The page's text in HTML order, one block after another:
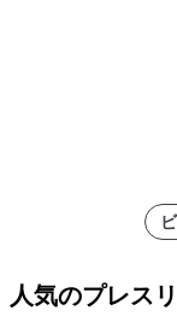
人気のプレス